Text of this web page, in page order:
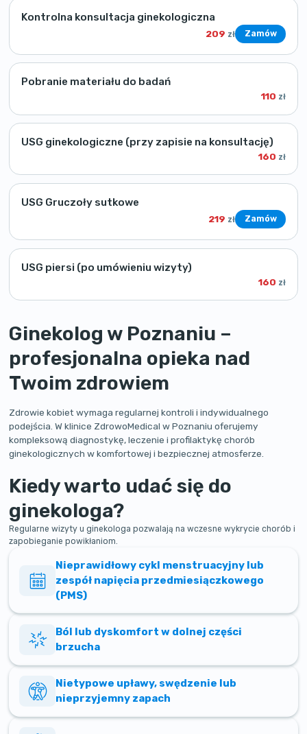
Kontrolna konsultacja ginekologiczna
209 zł Zamów
Pobranie materiału do badań
110 zł
USG ginekologiczne (przy zapisie na konsultację)
160 zł
USG Gruczoły sutkowe
219 zł Zamów
USG piersi (po umówieniu wizyty)
160 zł
Ginekolog w Poznaniu –
profesjonalna opieka nad
Twoim zdrowiem
Zdrowie kobiet wymaga regularnej kontroli i indywidualnego
podejścia. W klinice ZdrowoMedical w Poznaniu oferujemy
kompleksową diagnostykę, leczenie i profilaktykę chorób
ginekologicznych w komfortowej i bezpiecznej atmosferze.
Kiedy warto udać się do
ginekologa?
Regularne wizyty u ginekologa pozwalają na wczesne wykrycie chorób i
zapobieganie powikłaniom.
Nieprawidłowy cykl menstruacyjny lub
zespół napięcia przedmiesiączkowego
(PMS)
Ból lub dyskomfort w dolnej części
brzucha
Nietypowe upławy, swędzenie lub
nieprzyjemny zapach